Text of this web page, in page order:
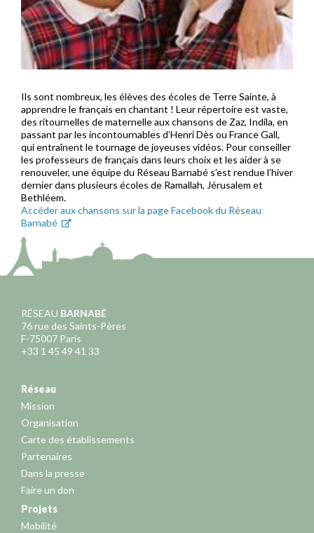
Ils sont nombreux, les élèves des écoles de Terre Sainte, à
apprendre le français en chantant ! Leur répertoire est vaste,
des ritournelles de maternelle aux chansons de Zaz, Indila, en
passant par les incontournables d’Henri Dès ou France Gall,
qui entraînent le tournage de joyeuses vidéos. Pour conseiller
les professeurs de français dans leurs choix et les aider à se
renouveler, une équipe du Réseau Barnabé s’est rendue l’hiver
dernier dans plusieurs écoles de Ramallah, Jérusalem et
Bethléem.
Accéder aux chansons sur la page Facebook du Réseau
Barnabé
RÉSEAU BARNABÉ
76 rue des Saints-Pères
F-75007 Paris
+33 1 45 49 41 33
Réseau
Mission
Organisation
Carte des établissements
Partenaires
Dans la presse
Faire un don
Projets
Mobilité